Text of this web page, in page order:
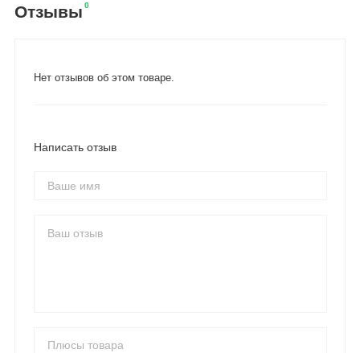
Отзывы 0
Нет отзывов об этом товаре.
Написать отзыв